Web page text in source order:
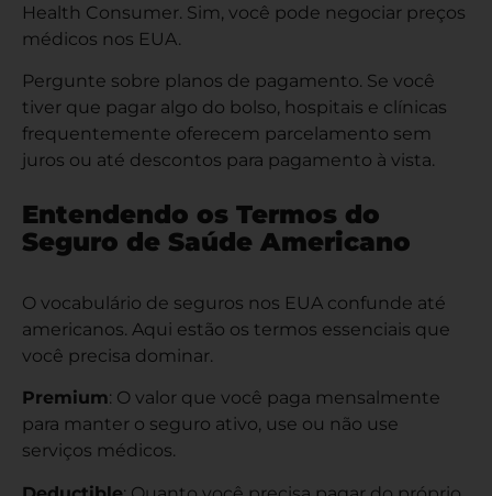
Health Consumer. Sim, você pode negociar preços
médicos nos EUA.
Pergunte sobre planos de pagamento. Se você
tiver que pagar algo do bolso, hospitais e clínicas
frequentemente oferecem parcelamento sem
juros ou até descontos para pagamento à vista.
Entendendo os Termos do
Seguro de Saúde Americano
O vocabulário de seguros nos EUA confunde até
americanos. Aqui estão os termos essenciais que
você precisa dominar.
Premium: O valor que você paga mensalmente
para manter o seguro ativo, use ou não use
serviços médicos.